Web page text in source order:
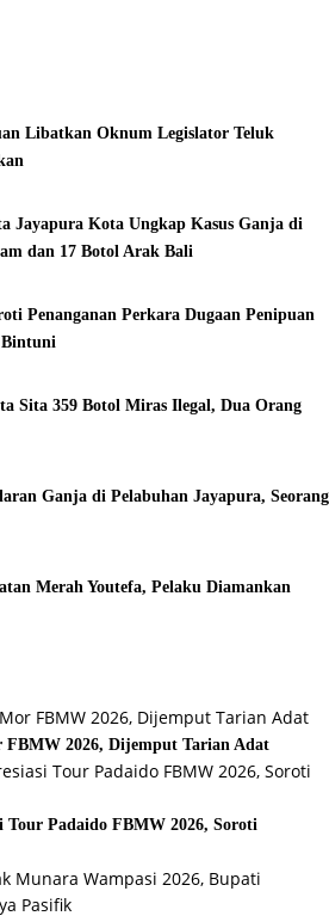
Libatkan Oknum Legislator Teluk
Jayapura Kota Ungkap Kasus Ganja di
dan 17 Botol Arak Bali
Penanganan Perkara Dugaan Penipuan
Sita 359 Botol Miras Ilegal, Dua Orang
Ganja di Pelabuhan Jayapura, Seorang
Merah Youtefa, Pelaku Diamankan
2026, Dijemput Tarian Adat
Tour Padaido FBMW 2026, Soroti